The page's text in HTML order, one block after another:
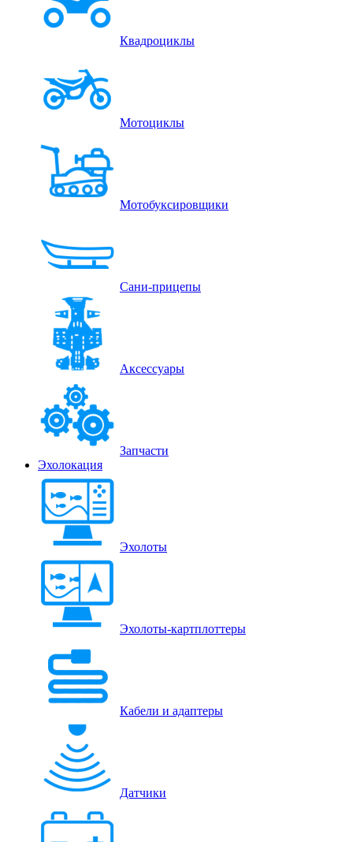
Квадроциклы
Мотоциклы
Мотобуксировщики
Сани-прицепы
Аксессуары
Запчасти
Эхолокация
Эхолоты
Эхолоты-картплоттеры
Кабели и адаптеры
Датчики